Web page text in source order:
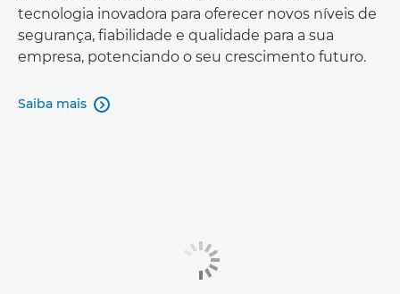
tecnologia inovadora para oferecer novos níveis de
segurança, fiabilidade e qualidade para a sua
empresa, potenciando o seu crescimento futuro.
Saiba mais 